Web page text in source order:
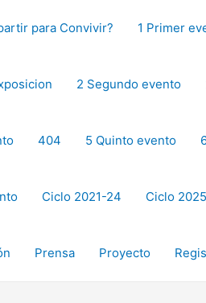
para Convivir? 1 Primer
2 Segundo evento
404 5 Quinto evento
Ciclo 2021-24 Ciclo
Prensa Proyecto